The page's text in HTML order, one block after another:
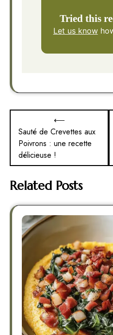
Tried this
Let us know
Navigation
de
l’article
⟵
Sauté de Crevettes aux
Poivrons : une recette
délicieuse !
Related Posts